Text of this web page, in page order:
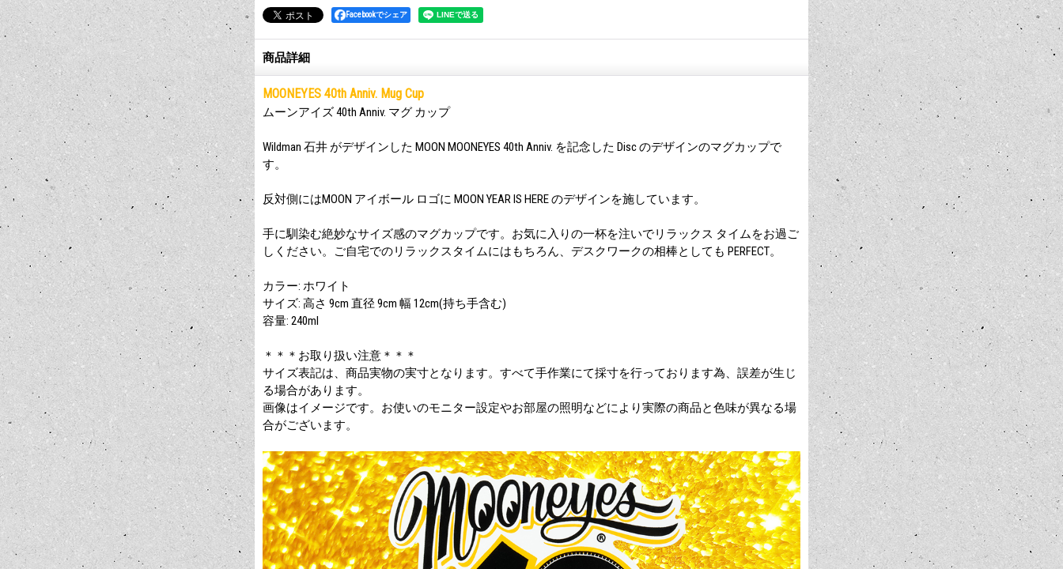
Facebookでシェア
商品詳細
MOONEYES 40th Anniv. Mug Cup
ムーンアイズ 40th Anniv. マグ カップ
Wildman 石井 がデザインした MOON MOONEYES 40th Anniv. を記念した Disc のデザインのマグカップで
す。
反対側にはMOON アイボール ロゴに MOON YEAR IS HERE のデザインを施しています。
手に馴染む絶妙なサイズ感のマグカップです。お気に入りの一杯を注いでリラックス タイムをお過ご
しください。ご自宅でのリラックスタイムにはもちろん、デスクワークの相棒としても PERFECT。
カラー: ホワイト
サイズ: 高さ 9cm 直径 9cm 幅 12cm(持ち手含む)
容量: 240ml
＊＊＊お取り扱い注意＊＊＊
サイズ表記は、商品実物の実寸となります。すべて手作業にて採寸を行っております為、誤差が生じ
る場合があります。
画像はイメージです。お使いのモニター設定やお部屋の照明などにより実際の商品と色味が異なる場
合がございます。